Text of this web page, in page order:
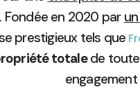
Fondée en 2020 par
prestigieux tels que
totalede